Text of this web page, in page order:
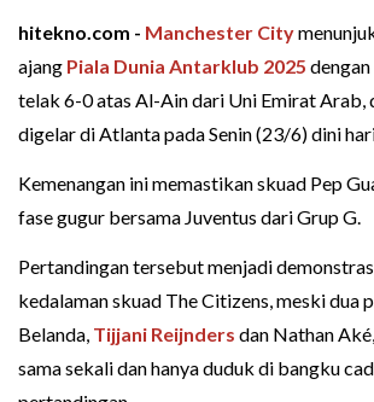
hitekno.com - Manchester City
ajang Piala Dunia Antarklub 2025
telak 6-0 atas Al-Ain dari Uni Emirat Arab,
digelar di Atlanta pada Senin (23/6) dini
Kemenangan ini memastikan skuad Pep
fase gugur bersama Juventus dari Grup G.
Pertandingan tersebut menjadi
kedalaman skuad The Citizens, meski dua
Belanda, Tijjani Reijnders dan Nathan
sama sekali dan hanya duduk di bangku